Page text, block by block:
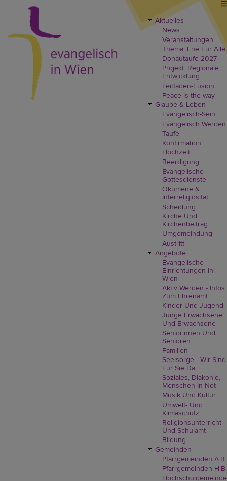
EVW
Header
Menü
Aktuelles
News
Veranstaltungen
Thema: Ehe Für Alle
Donautaufe 2027
Projekt: Regionale
Entwicklung
Leitfaden-Fusion
Peace is the way
Glaube & Leben
Evangelisch-Sein
Evangelisch Werden
Taufe
Konfirmation
Hochzeit
Beerdigung
Evangelische
Gottesdienste
Ökumene &
Interreligiosität
Scheidung
Kirche Und
Kirchenbeitrag
Umgemeindung
Austritt
Angebote
Evangelische
Einrichtungen in
Wien
Aktiv Werden - Infos
Zum Ehrenamt
Kinder Und Jugend
Junge Erwachsene
Und Erwachsene
Seniorinnen Und
Senioren
Familien
Seelsorge - Wir Sind
Für Sie Da
Soziales, Diakonie,
Menschen In Not
Musik Und Kultur
Umwelt- Und
Klimaschutz
Religionsunterricht
Und Schulamt
Bildung
Gemeinden
Pfarrgemeinden A.B.
Pfarrgemeinden H.B.
Hochschulgemeinde